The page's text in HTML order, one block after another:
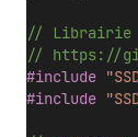
// Librairie
// https://
#include
#include